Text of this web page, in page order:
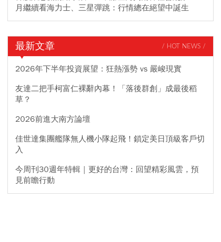
月繼續看海力士、三星彈跳：行情總在絕望中誕生
最新文章 / HOT NEWS /
2026年下半年投資展望：狂熱漲勢 vs 嚴峻現實
友達二把手柯富仁裸辭內幕！「落後群創」成最後稻
草？
2026前進大南方論壇
佳世達集團艦隊無人機小隊起飛！鎖定美日頂級客戶切
入
今周刊30週年特輯｜更好的台灣：回望精彩風雲，預
見前瞻行動